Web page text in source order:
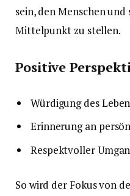
sein, den Menschen und
Mittelpunkt zu stellen.
Positive
Würdigung des
Erinnerung an
Respektvoller
So wird der Fokus von